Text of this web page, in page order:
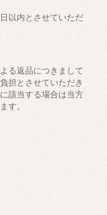
以内とさせていただ
る返品につきまして
担とさせていただき
該当する場合は当方
す。